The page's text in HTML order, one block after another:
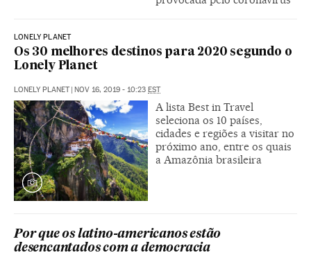
LONELY PLANET
Os 30 melhores destinos para 2020 segundo o
Lonely Planet
LONELY PLANET | NOV 16, 2019 - 10:23 EST
A lista Best in Travel
seleciona os 10 países,
cidades e regiões a visitar no
próximo ano, entre os quais
a Amazônia brasileira
Por que os latino-americanos estão
desencantados com a democracia